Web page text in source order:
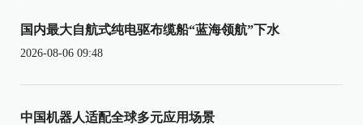
国内最大自航式纯电驱布缆船“蓝海领航”下水
2026-08-06 09:48
中国机器人适配全球多元应用场景